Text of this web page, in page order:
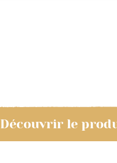
Découvrir le